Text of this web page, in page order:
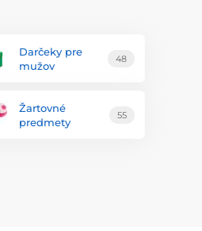
Darčeky pre
mužov
48
Žartovné
predmety
55